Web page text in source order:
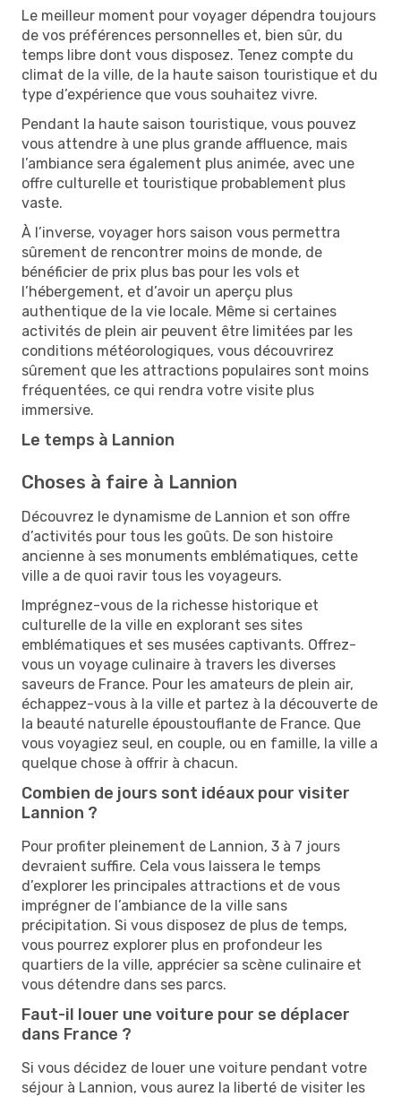
Le meilleur moment pour voyager dépendra toujours
de vos préférences personnelles et, bien sûr, du
temps libre dont vous disposez. Tenez compte du
climat de la ville, de la haute saison touristique et du
type d’expérience que vous souhaitez vivre.
Pendant la haute saison touristique, vous pouvez
vous attendre à une plus grande affluence, mais
l’ambiance sera également plus animée, avec une
offre culturelle et touristique probablement plus
vaste.
À l’inverse, voyager hors saison vous permettra
sûrement de rencontrer moins de monde, de
bénéficier de prix plus bas pour les vols et
l’hébergement, et d’avoir un aperçu plus
authentique de la vie locale. Même si certaines
activités de plein air peuvent être limitées par les
conditions météorologiques, vous découvrirez
sûrement que les attractions populaires sont moins
fréquentées, ce qui rendra votre visite plus
immersive.
Le temps à Lannion
Choses à faire à Lannion
Découvrez le dynamisme de Lannion et son offre
d’activités pour tous les goûts. De son histoire
ancienne à ses monuments emblématiques, cette
ville a de quoi ravir tous les voyageurs.
Imprégnez-vous de la richesse historique et
culturelle de la ville en explorant ses sites
emblématiques et ses musées captivants. Offrez-
vous un voyage culinaire à travers les diverses
saveurs de France. Pour les amateurs de plein air,
échappez-vous à la ville et partez à la découverte de
la beauté naturelle époustouflante de France. Que
vous voyagiez seul, en couple, ou en famille, la ville a
quelque chose à offrir à chacun.
Combien de jours sont idéaux pour visiter
Lannion ?
Pour profiter pleinement de Lannion, 3 à 7 jours
devraient suffire. Cela vous laissera le temps
d’explorer les principales attractions et de vous
imprégner de l’ambiance de la ville sans
précipitation. Si vous disposez de plus de temps,
vous pourrez explorer plus en profondeur les
quartiers de la ville, apprécier sa scène culinaire et
vous détendre dans ses parcs.
Faut-il louer une voiture pour se déplacer
dans France ?
Si vous décidez de louer une voiture pendant votre
séjour à Lannion, vous aurez la liberté de visiter les